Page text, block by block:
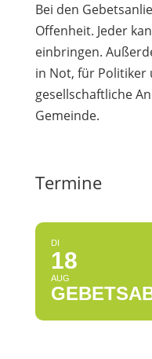
Bei den
Offenheit. Jeder
einbringen.
in Not, für Politiker
gesellschaftliche
Gemeinde.
Termine
DI
18
AUG